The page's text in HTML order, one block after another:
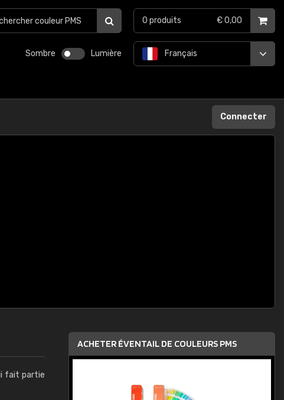
Sombre Lumière Français
0 produits € 0,00
Connecter
fait partie
ACHETER ÉVENTAIL DE COULEURS PMS